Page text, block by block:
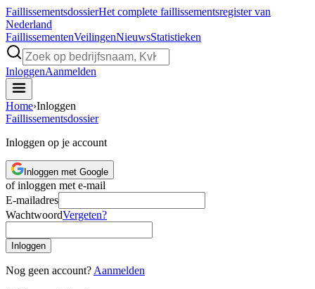
FaillissementsdossierHet complete faillissementsregister van
Nederland
FaillissementenVeilingenNieuwsStatistieken
InloggenAanmelden
Home›Inloggen
Faillissementsdossier
Inloggen op je account
Inloggen met Google
of inloggen met e-mail
E-mailadres
WachtwoordVergeten?
Inloggen
Nog geen account? Aanmelden